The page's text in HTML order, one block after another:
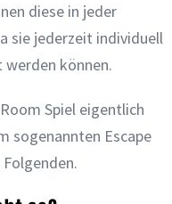
diese in jeder
sie jederzeit individuell
werden können.
Spiel eigentlich
sogenannten Escape